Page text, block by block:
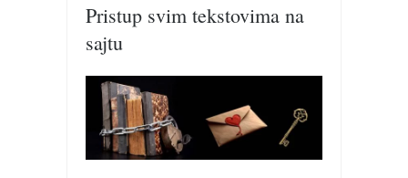
moj haiku
momenti i mesta
bonus sadržaj
Svetlopis
zakonopravilo
Pristup svim tekstovima na
sajtu